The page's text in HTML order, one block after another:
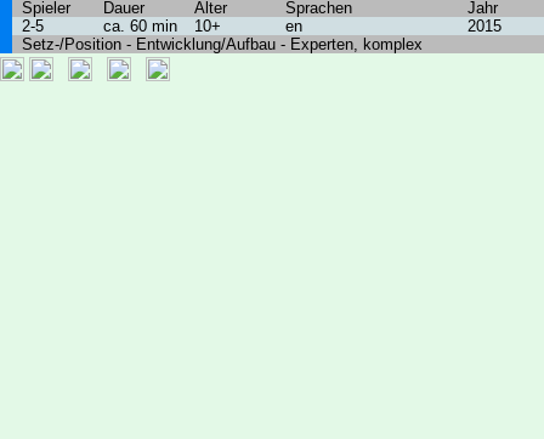
Spieler Dauer Alter Sprachen
Jahr
2-5
ca. 60 min 10+ en
2015
Setz-/Position - Entwicklung/Aufbau - Experten, komplex